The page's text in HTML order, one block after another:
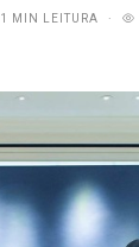
1 MIN LEITURA